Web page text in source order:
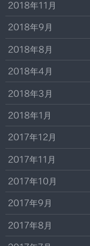
2018年11月
2018年9月
2018年8月
2018年4月
2018年3月
2018年1月
2017年12月
2017年11月
2017年10月
2017年9月
2017年8月